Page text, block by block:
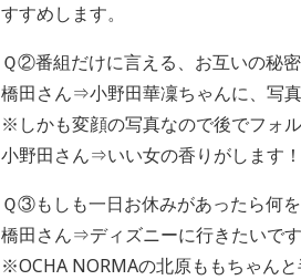
すすめします。
Ｑ②番組だけに言える、お互いの秘密
橋田さん⇒小野田華凜ちゃんに、写
※しかも変顔の写真なので後でフォ
小野田さん⇒いい女の香りがします！
Ｑ③もしも一日お休みがあったら何
橋田さん⇒ディズニーに行きたいで
※OCHA NORMAの北原ももちゃん